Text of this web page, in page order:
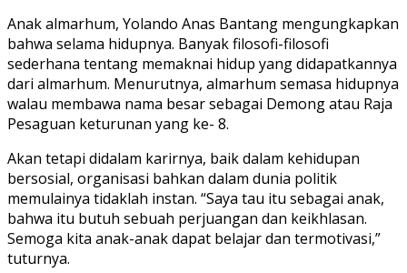
Anak almarhum, Yolando Anas Bantang mengungkapkan
bahwa selama hidupnya. Banyak filosofi-filosofi
sederhana tentang memaknai hidup yang didapatkannya
dari almarhum. Menurutnya, almarhum semasa hidupnya
walau membawa nama besar sebagai Demong atau Raja
Pesaguan keturunan yang ke- 8.
Akan tetapi didalam karirnya, baik dalam kehidupan
bersosial, organisasi bahkan dalam dunia politik
memulainya tidaklah instan. “Saya tau itu sebagai anak,
bahwa itu butuh sebuah perjuangan dan keikhlasan.
Semoga kita anak-anak dapat belajar dan termotivasi,”
tuturnya.